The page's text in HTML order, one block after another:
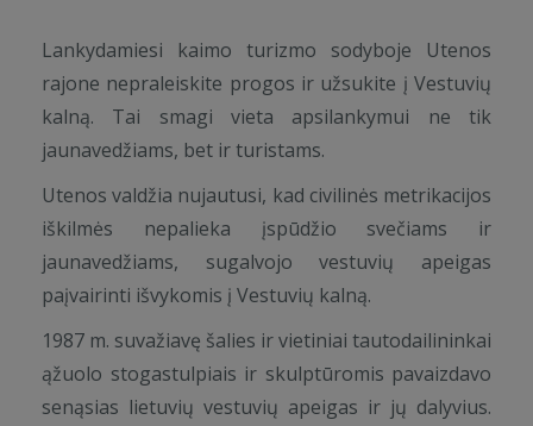
Lankydamiesi kaimo turizmo sodyboje Utenos
rajone nepraleiskite progos ir užsukite į Vestuvių
kalną. Tai smagi vieta apsilankymui ne tik
jaunavedžiams, bet ir turistams.
Utenos valdžia nujautusi, kad civilinės metrikacijos
iškilmės nepalieka įspūdžio svečiams ir
jaunavedžiams, sugalvojo vestuvių apeigas
paįvairinti išvykomis į Vestuvių kalną.
1987 m. suvažiavę šalies ir vietiniai tautodailininkai
ąžuolo stogastulpiais ir skulptūromis pavaizdavo
senąsias lietuvių vestuvių apeigas ir jų dalyvius.